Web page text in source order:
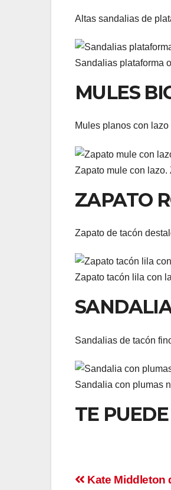
Altas sandalias de
Sandalias plataforma
MULES
Mules planos con
Zapato mule con lazo.
ZAPATO
Zapato de tacón
Zapato tacón lila con
Sandalias de tacón
Sandalia con plumas
TE
Kate Middleton